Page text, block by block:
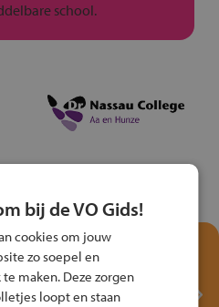
school.
kennis met het
bij de VO Gids!
cookies om jouw
zo soepel en
maken. Deze zorgen
loopt en staan